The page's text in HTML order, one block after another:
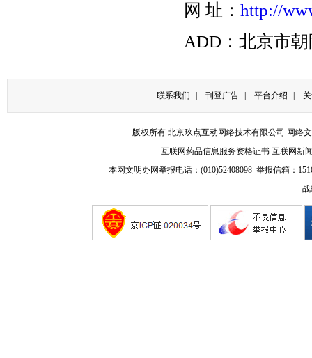
网 址： http://
ADD：北京市
联系我们 刊登广告 平台介绍
版权所有 北京玖点互动网络技术有限公司 网络
互联网药品信息服务资格证书 互联网新
本网文明办网举报电话：(010)52408098 举报信箱：